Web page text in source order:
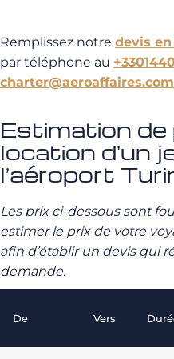
Remplissez notre devis
par téléphone au
charter@aeroaffaires.com
Estimation de
location d'un
l’aéroport
Les prix ci-dessous sont
estimer le prix de votre
afin d’établir un devis qui
demande.
De Vers